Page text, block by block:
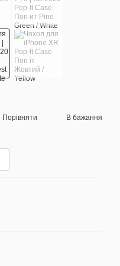
Порівняти В бажання